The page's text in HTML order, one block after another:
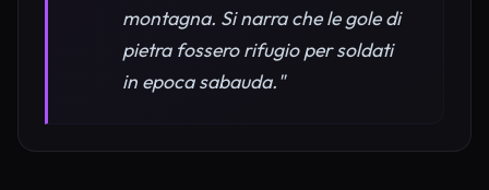
montagna. Si narra che le gole di
pietra fossero rifugio per soldati
in epoca sabauda."